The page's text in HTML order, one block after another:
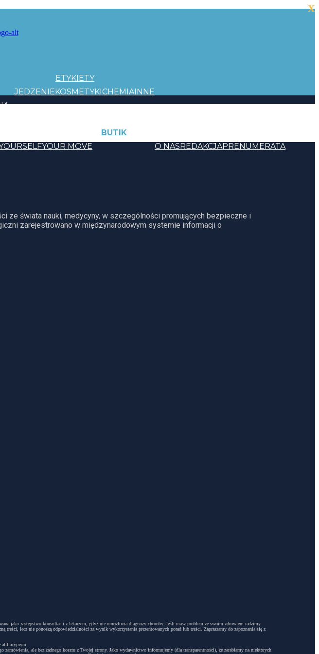
ETYKIETY
JEDZENIEKOSMETYKICHEMIAINNE
YOUR MOVE
BUTIK
O NASREDAKCJAPRENUMERATA
ze świata nauki, medycyny, w szczególności promujących bezpieczne i
zarejestrowano w międzynarodowym systemie informacji o
jako zastępstwo konsultacji z lekarzem, gdyż nie umożliwia diagnozy choroby. Jeśli masz problem ze swoim zdrowiem radzimy
lecz nie ponoszą odpowiedzialności za wynik wykorzystania prezentowanych porad lub treści. Zapraszamy do zapoznania się z
afiliacyjnym
ale bez żadnego kosztu z Twojej strony. Jako wydawnictwo informujemy (dla transparentności), że zarabiamy na niektórych
X